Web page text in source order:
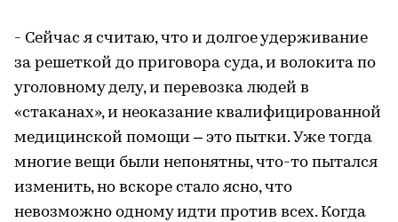
- Сейчас я считаю, что и долгое удерживание
за решеткой до приговора суда, и волокита по
уголовному делу, и перевозка людей в
«стаканах», и неоказание квалифицированной
медицинской помощи – это пытки. Уже тогда
многие вещи были непонятны, что-то пытался
изменить, но вскоре стало ясно, что
невозможно одному идти против всех. Когда